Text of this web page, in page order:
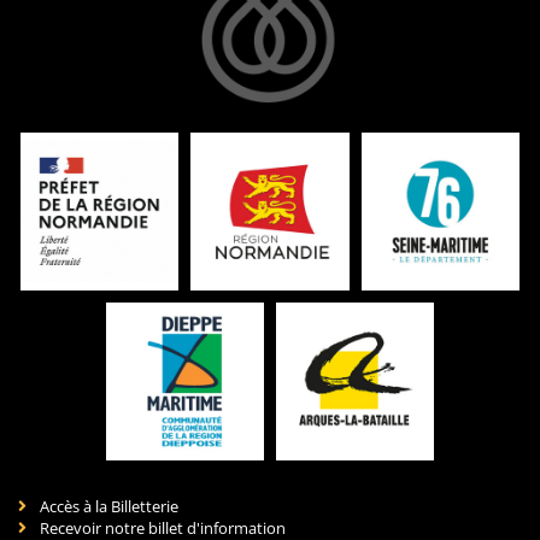
Accès à la Billetterie
Recevoir notre billet d'information